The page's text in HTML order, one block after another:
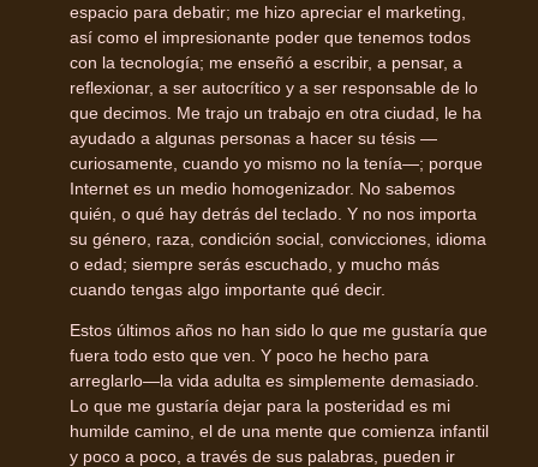
espacio para debatir; me hizo apreciar el marketing,
así como el impresionante poder que tenemos todos
con la tecnología; me enseñó a escribir, a pensar, a
reflexionar, a ser autocrítico y a ser responsable de lo
que decimos. Me trajo un trabajo en otra ciudad, le ha
ayudado a algunas personas a hacer su tésis —
curiosamente, cuando yo mismo no la tenía—; porque
Internet es un medio homogenizador. No sabemos
quién, o qué hay detrás del teclado. Y no nos importa
su género, raza, condición social, convicciones, idioma
o edad; siempre serás escuchado, y mucho más
cuando tengas algo importante qué decir.
Estos últimos años no han sido lo que me gustaría que
fuera todo esto que ven. Y poco he hecho para
arreglarlo—la vida adulta es simplemente demasiado.
Lo que me gustaría dejar para la posteridad es mi
humilde camino, el de una mente que comienza infantil
y poco a poco, a través de sus palabras, pueden ir